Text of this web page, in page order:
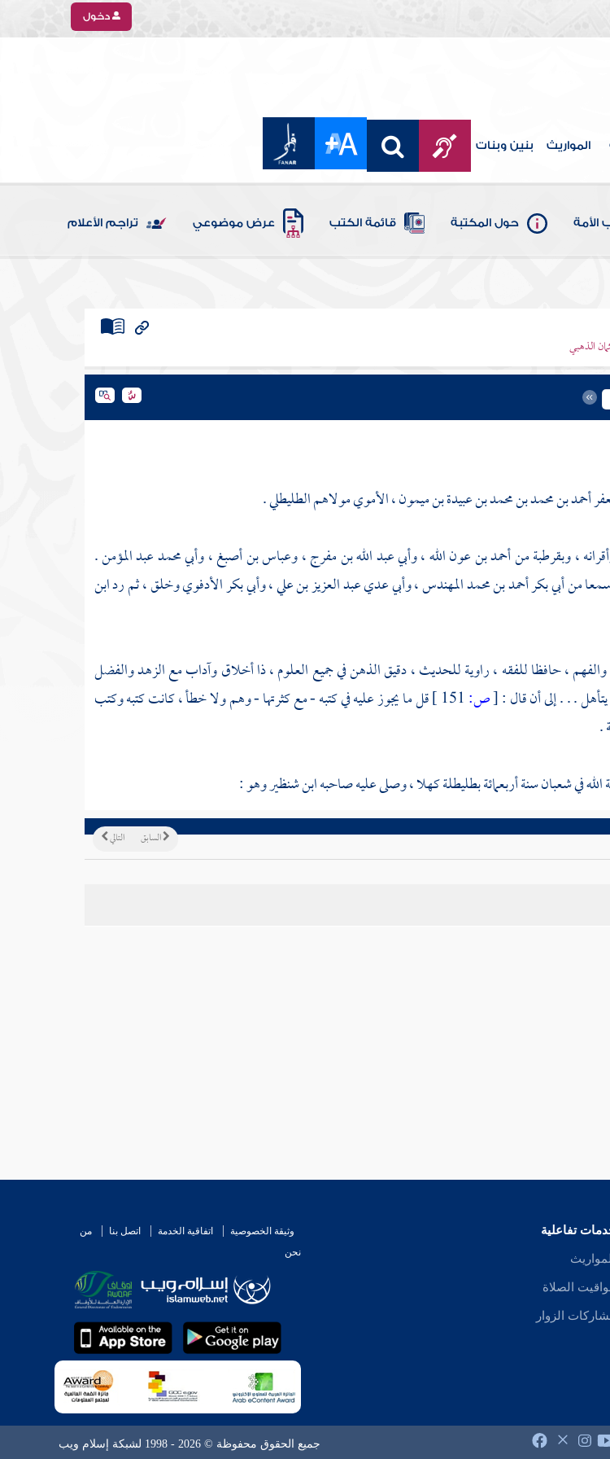
دخول
المواريث بنين وبنات
الأمة حول المكتبة قائمة الكتب عرض موضوعي تراجم الأعلام
الذهبي
أحمد بن محمد بن محمد بن عبيدة بن ميمون، الأموي مولاهمالطليطلي.
،وبقرطبةمنأحمد بن عون الله،وأبي عبد الله بن مفرج،وعباس بن أصبغ،وأبي محمد عبد المؤمن.
منأبي بكر أحمد بن محمدالمهندس ،وأبي عدي عبد العزيز بن علي،وأبي بكر الأدفويوخلق ، ثم ردابن
، حافظا للفقه ، راوية للحديث ، دقيق الذهن في جميع العلوم ، ذا أخلاق وآداب مع الزهد والفضل
. . . إلى أن قال :[ص:
قل ما يجوز عليه في كتبه - مع كثرتها - وهم ولا خطأ ، كانت كتبه وكتب
.
في شعبان سنة أربعمائةبطليطلةكهلا ، وصلى عليه صاحبهابن شنظيروهو :
التالي السابق
تفاعلية
الصلاة
الزوار
وثيقة الخصوصية اتفاقية الخدمة اتصل بنا
من
نحن
جميع الحقوق محفوظة © 2026 - 1998 لشبكة إسلام ويب